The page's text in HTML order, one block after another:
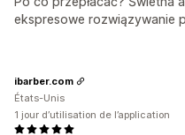
ekspresowe rozwiązywanie
ibarber.com
États-Unis
1 jour d’utilisation de l’application